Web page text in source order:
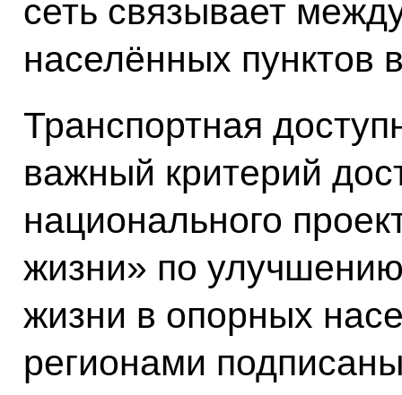
сеть связывает
населённых пунктов
Транспортная
важный критерий
национального
жизни» по
жизни в опорных
регионами